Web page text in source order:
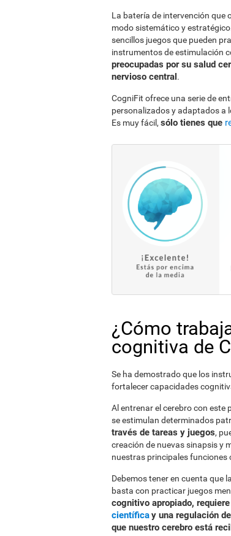
La batería de intervención que
modo sistemático y
sencillos juegos que pueden
instrumentos de estimulación
preocupadas por su salud
nervioso central.
CogniFit ofrece una serie de
personalizados y adaptados a
Es muy fácil, sólo tienes que
¿Cómo
cognitiva de
Se ha demostrado que los
fortalecer capacidades
Al entrenar el cerebro con este
se estimulan determinados
través de tareas y juegos,
creación de nuevas sinapsis y
nuestras principales funciones
Debemos tener en cuenta que
basta con practicar juegos
cognitivo apropiado,
científicay una regulación
que nuestro cerebro está